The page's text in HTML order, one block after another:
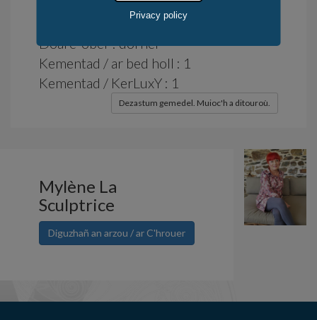
Distroadenn : 14 devezh
Obererezh-lec'h : Bed - Frañs
Doare-ober : dornel
Kementad / ar bed holl : 1
Kementad / KerLuxY : 1
Dezastum gemedel. Muioc'h a ditouroù.
Mylène La
Sculptrice
Diguzhañ an arzou / ar C'hrouer
Privacy policy